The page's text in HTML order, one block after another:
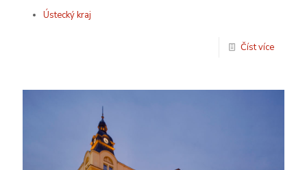
Ústecký kraj
Číst více